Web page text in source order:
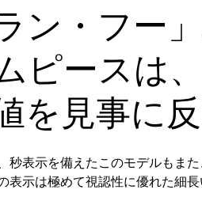
ン・フー
ピースは
を見事に
秒表示を備えたこのモデルもま
表示は極めて視認性に優れた細